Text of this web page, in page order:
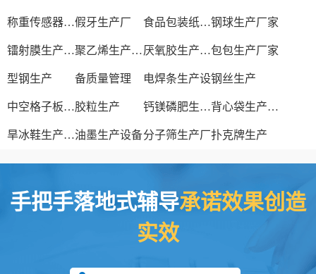
称重传感器生产厂家假牙生产厂 食品包装纸生产厂家钢球生产厂家
镭射膜生产厂家 聚乙烯生产厂家 厌氧胶生产厂家包包生产厂家
型钢生产 备质量管理 电焊条生产设钢丝生产
中空格子板生产线胶粒生产 钙镁磷肥生产厂家 背心袋生产厂家
旱冰鞋生产厂家油墨生产设备分子筛生产厂扑克牌生产
手把手落地式辅导承诺效果创造
实效